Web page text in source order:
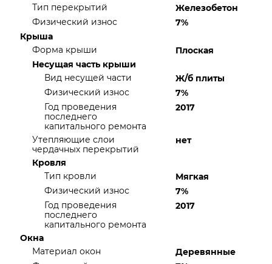
Тип перекрытий
Железобетон
Физический износ
7%
Крыша
Форма крыши
Плоская
Несущая часть крыши
Вид несущей части
Ж/б плиты
Физический износ
7%
Год проведения
последнего
капитального ремонта
2017
Утепляющие слои
чердачных перекрытий
нет
Кровля
Тип кровли
Мягкая
Физический износ
7%
Год проведения
последнего
капитального ремонта
2017
Окна
Материал окон
Деревянные